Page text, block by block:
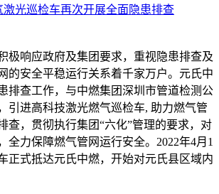
激光巡检车再次开展全面隐患排查
极响应政府及集团要求，重视隐患排查及
的安全平稳运行关系着千家万户。元氏中
排查工作，与中燃集团深圳市管道检测公
引进高科技激光燃气巡检车, 助力燃气管
查，贯彻执行集团“六化”管理的要求，对
全力保障燃气管网运行安全。2022年4月1
正式抵达元氏中燃，开始对元氏县区域内